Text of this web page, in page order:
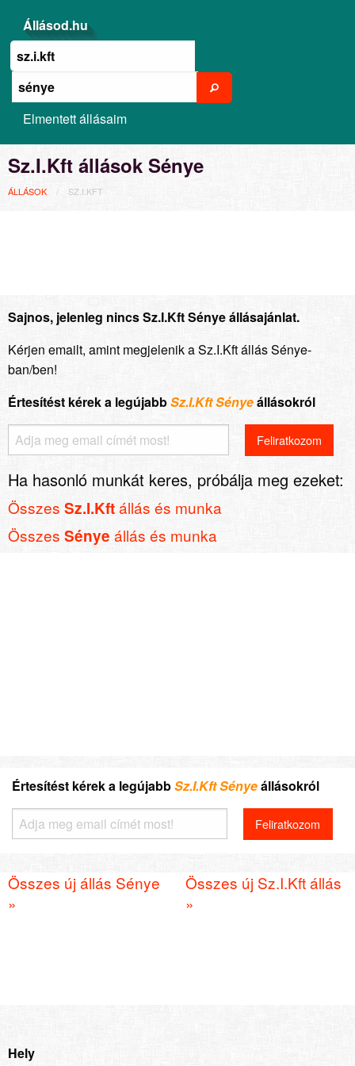
Állásod.hu
Elmentett állásaim
Sz.I.Kft állások Sénye
ÁLLÁSOK SZ.I.KFT
Sajnos, jelenleg nincs Sz.I.Kft Sénye állásajánlat.
Kérjen emailt, amint megjelenik a Sz.I.Kft állás Sénye-
ban/ben!
Értesítést kérek a legújabbSz.I.Kft Sényeállásokról
Ha hasonló munkát keres, próbálja meg ezeket:
Összes Sz.I.Kftállás és munka
Összes Sénye állás és munka
Értesítést kérek a legújabbSz.I.Kft Sényeállásokról
Összes új állás Sénye
»
Összes új Sz.I.Kft állás
»
Hely